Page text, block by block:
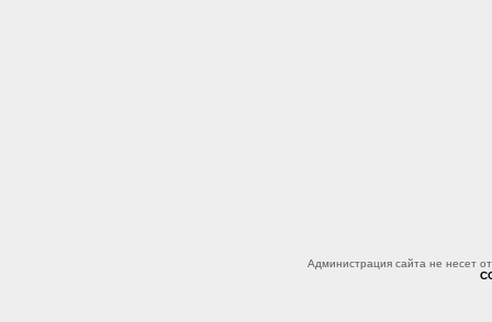
Администрация сайта не несет